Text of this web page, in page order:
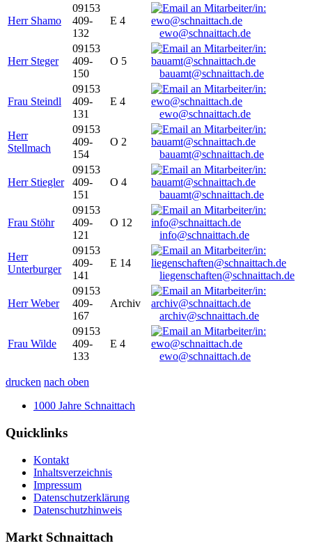
Herr Shamo
09153
409-
132
E 4
ewo@schnaittach.de
Herr Steger
09153
409-
150
O 5
bauamt@schnaittach.de
Frau Steindl
09153
409-
131
E 4
ewo@schnaittach.de
Herr
Stellmach
09153
409-
154
O 2
bauamt@schnaittach.de
Herr Stiegler
09153
409-
151
O 4
bauamt@schnaittach.de
Frau Stöhr
09153
409-
121
O 12
info@schnaittach.de
Herr
Unterburger
09153
409-
141
E 14
liegenschaften@schnaittach.de
Herr Weber
09153
409-
167
Archiv
archiv@schnaittach.de
Frau Wilde
09153
409-
133
E 4
ewo@schnaittach.de
drucken nach oben
1000 Jahre Schnaittach
Quicklinks
Kontakt
Inhaltsverzeichnis
Impressum
Datenschutzerklärung
Datenschutzhinweis
Markt Schnaittach